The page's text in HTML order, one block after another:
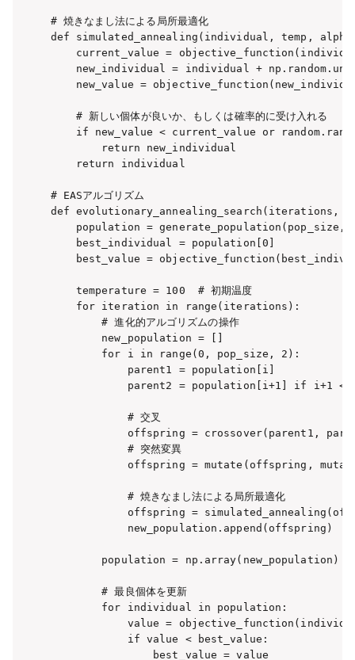
# 焼きなまし法による局所最適化
def simulated_annealing(individual, temp,
current_value =
new_individual = individual +
new_value =
    # 新しい個体が良いか、もしくは確率的に受け入れる
if new_value < current_value or
        return new_individual
    return individual
# EASアルゴリズム
def evolutionary_annealing_search(iterations,
population = generate_population(pop_size,
    best_individual = population[0]
best_value =
    temperature = 100  # 初期温度
    for iteration in range(iterations):
        # 進化的アルゴリズムの操作
        new_population = []
        for i in range(0, pop_size, 2):
            parent1 = population[i]
parent2 = population[i+1] if i+1 <
            # 交叉
offspring = crossover(parent1,
            # 突然変異
offspring = mutate(offspring,
            # 焼きなまし法による局所最適化
offspring =
            new_population.append(offspring)
        population = np.array(new_population)
        # 最良個体を更新
        for individual in population:
value =
            if value < best_value:
                best_value = value